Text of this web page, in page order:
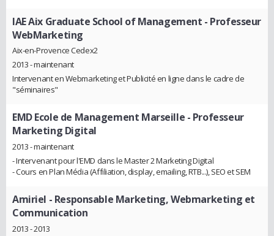
IAE Aix Graduate School of Management - Professeur
WebMarketing
Aix-en-Provence Cedex2
2013 - maintenant
Intervenant en Webmarketing et Publicité en ligne dans le cadre de
"séminaires"
EMD Ecole de Management Marseille - Professeur
Marketing Digital
2013 - maintenant
- Intervenant pour l'EMD dans le Master 2 Marketing Digital
- Cours en Plan Média (Affiliation, display, emailing, RTB...), SEO et SEM
Amiriel - Responsable Marketing, Webmarketing et
Communication
2013 - 2013